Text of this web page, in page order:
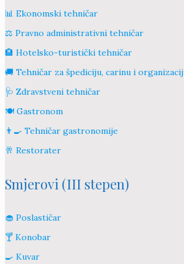
📊 Ekonomski tehničar
⚖️ Pravno administrativni tehničar
🏨 Hotelsko-turistički tehničar
🚚 Tehničar za špediciju, carinu i
🩺 Zdravstveni tehničar
🍽️ Gastronom
👨‍🍳 Tehničar gastronomije
🥂 Restorater
Smjerovi (III stepen)
🧁 Poslastičar
🍸 Konobar
🍳 Kuvar